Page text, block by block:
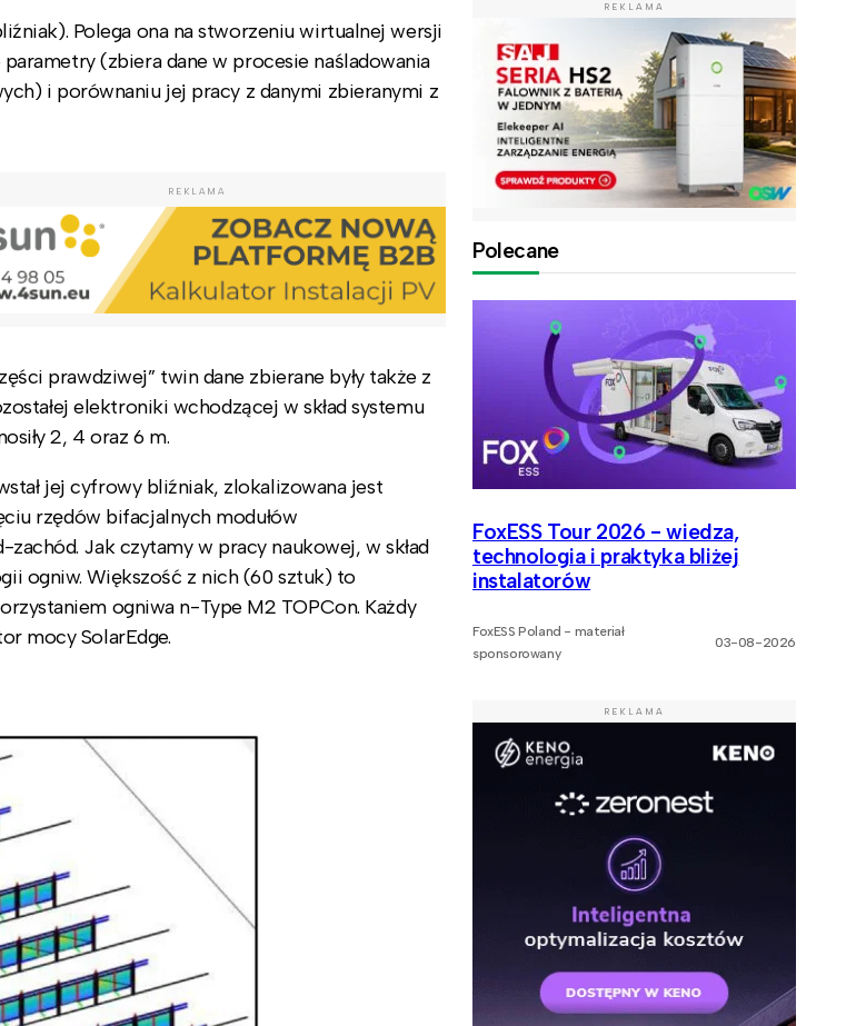
Polega ona na stworzeniu wirtualnej wersji
(zbiera dane w procesie naśladowania
i porównaniu jej pracy z danymi zbieranymi z
REKLAMA
prawdziwej” twin dane zbierane były także z
elektroniki wchodzącej w skład systemu
2, 4 oraz 6 m.
jej cyfrowy bliźniak, zlokalizowana jest
rzędów bifacjalnych modułów
Jak czytamy w pracy naukowej, w skład
ogniw. Większość z nich (60 sztuk) to
ogniwa n-Type M2 TOPCon. Każdy
mocy SolarEdge.
REKLAMA
Polecane
FoxESS Tour 2026 - wiedza,
technologia i praktyka bliżej
instalatorów
FoxESS Poland - materiał
sponsorowany
03-08-2026
REKLAMA